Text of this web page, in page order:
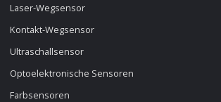
Laser-Wegsensor
Kontakt-Wegsensor
Ultraschallsensor
Optoelektronische Sensoren
Farbsensoren